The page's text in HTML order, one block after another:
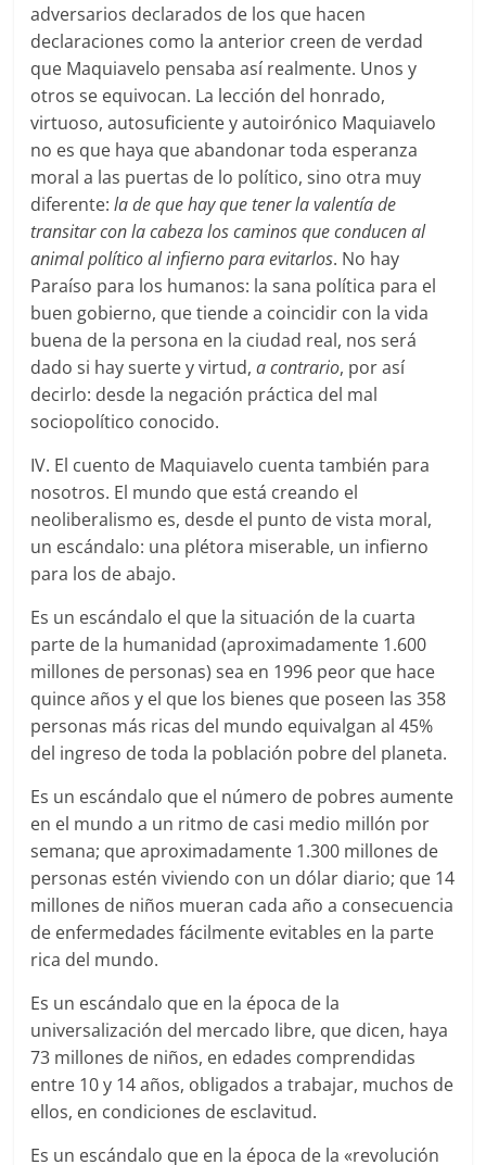
adversarios declarados de los que hacen
declaraciones como la anterior creen de verdad
que Maquiavelo pensaba así realmente. Unos y
otros se equivocan. La lección del honrado,
virtuoso, autosuficiente y autoirónico Maquiavelo
no es que haya que abandonar toda esperanza
moral a las puertas de lo político, sino otra muy
diferente:la de que hay que tener la valentía de
transitar con la cabeza los caminos que conducen al
animal político al infierno para evitarlos. No hay
Paraíso para los humanos: la sana política para el
buen gobierno, que tiende a coincidir con la vida
buena de la persona en la ciudad real, nos será
dado si hay suerte y virtud,a contrario, por así
decirlo: desde la negación práctica del mal
sociopolítico conocido.
IV. El cuento de Maquiavelo cuenta también para
nosotros. El mundo que está creando el
neoliberalismo es, desde el punto de vista moral,
un escándalo: una plétora miserable, un infierno
para los de abajo.
Es un escándalo el que la situación de la cuarta
parte de la humanidad (aproximadamente 1.600
millones de personas) sea en 1996 peor que hace
quince años y el que los bienes que poseen las 358
personas más ricas del mundo equivalgan al 45%
del ingreso de toda la población pobre del planeta.
Es un escándalo que el número de pobres aumente
en el mundo a un ritmo de casi medio millón por
semana; que aproximadamente 1.300 millones de
personas estén viviendo con un dólar diario; que 14
millones de niños mueran cada año a consecuencia
de enfermedades fácilmente evitables en la parte
rica del mundo.
Es un escándalo que en la época de la
universalización del mercado libre, que dicen, haya
73 millones de niños, en edades comprendidas
entre 10 y 14 años, obligados a trabajar, muchos de
ellos, en condiciones de esclavitud.
Es un escándalo que en la época de la «revolución